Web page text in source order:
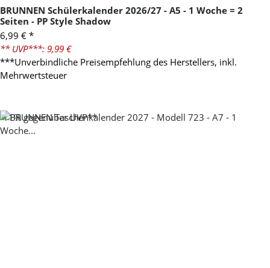
BRUNNEN Schülerkalender 2026/27 - A5 - 1 Woche = 2
Seiten - PP Style Shadow
6,99 € *
** UVP***: 9,99 €
***Unverbindliche Preisempfehlung des Herstellers, inkl.
Mehrwertsteuer
-11%gegenüber UVP**